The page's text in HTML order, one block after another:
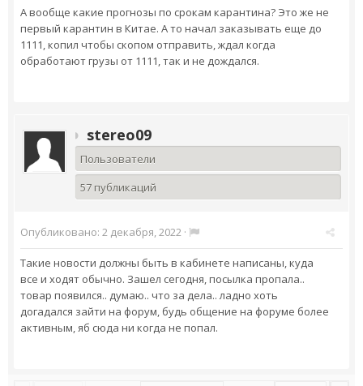
А вообще какие прогнозы по срокам карантина? Это же не
первый карантин в Китае. А то начал заказывать еще до
1111, копил чтобы скопом отправить, ждал когда
обработают грузы от 1111, так и не дождался.
stereo09
Пользователи
57 публикаций
Опубликовано: 2 декабря, 2022 ·
Такие новости должны быть в кабинете написаны, куда
все и ходят обычно. Зашел сегодня, посылка пропала..
товар появился.. думаю.. что за дела.. ладно хоть
догадался зайти на форум, будь общение на форуме более
активным, яб сюда ни когда не попал.